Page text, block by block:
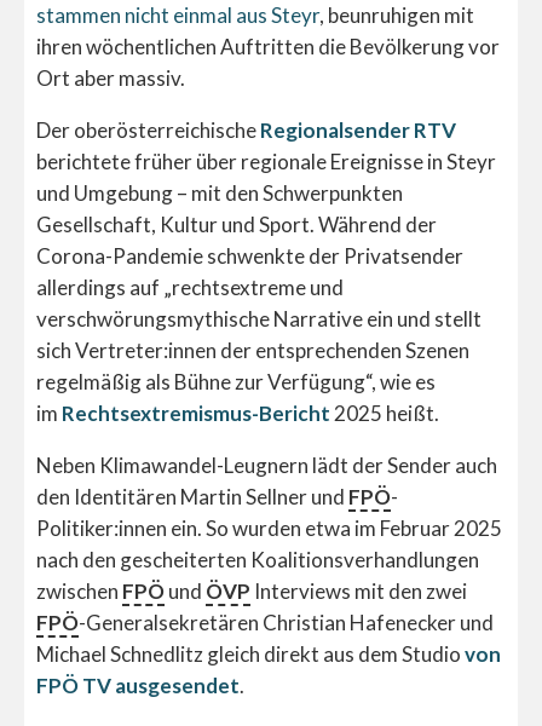
stammen nicht einmal aus Steyr, beunruhigen mit
ihren wöchentlichen Auftritten die Bevölkerung vor
Ort aber massiv.
Der oberösterreichischeRegionalsender RTV
berichtete früher über regionale Ereignisse in Steyr
und Umgebung – mit den Schwerpunkten
Gesellschaft, Kultur und Sport. Während der
Corona-Pandemie schwenkte der Privatsender
allerdings auf „rechtsextreme und
verschwörungsmythische Narrative ein und stellt
sich Vertreter:innen der entsprechenden Szenen
regelmäßig als Bühne zur Verfügung“, wie es
im Rechtsextremismus-Bericht 2025 heißt.
Neben Klimawandel-Leugnern lädt der Sender auch
den Identitären Martin Sellner und FPÖ-
Politiker:innen ein. So wurden etwa im Februar 2025
nach den gescheiterten Koalitionsverhandlungen
zwischen FPÖund ÖVP Interviews mit den zwei
FPÖ-Generalsekretären Christian Hafenecker und
Michael Schnedlitz gleich direkt aus dem Studiovon
FPÖ TV ausgesendet.